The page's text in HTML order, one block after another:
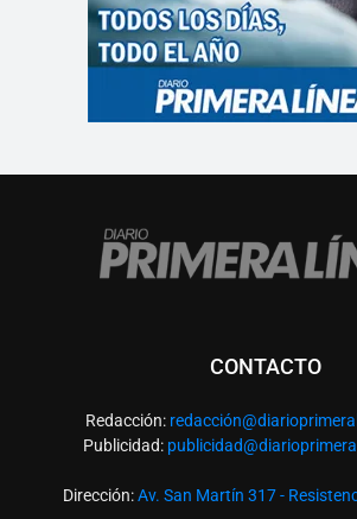
CONTACTO
Redacción: redacció
Publicidad:
Dirección:Av. San Martín 317 -